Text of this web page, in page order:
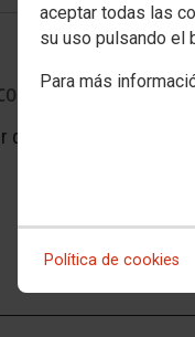
aceptar todas las
su uso pulsando el
Para más
Política de cookies
UN PLAN DE
documento